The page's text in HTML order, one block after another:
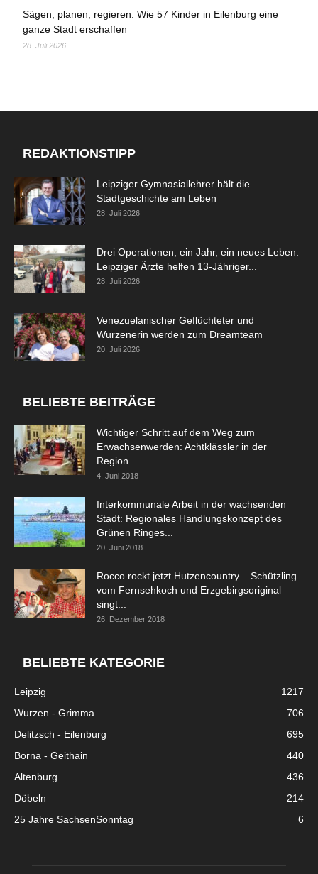
Sägen, planen, regieren: Wie 57 Kinder in Eilenburg eine
ganze Stadt erschaffen
28. Juli 2026
REDAKTIONSTIPP
Leipziger Gymnasiallehrer hält die
Stadtgeschichte am Leben
28. Juli 2026
Drei Operationen, ein Jahr, ein neues Leben:
Leipziger Ärzte helfen 13-Jähriger...
28. Juli 2026
Venezuelanischer Geflüchteter und
Wurzenerin werden zum Dreamteam
20. Juli 2026
BELIEBTE BEITRÄGE
Wichtiger Schritt auf dem Weg zum
Erwachsenwerden: Achtklässler in der
Region...
4. Juni 2018
Interkommunale Arbeit in der wachsenden
Stadt: Regionales Handlungskonzept des
Grünen Ringes...
20. Juni 2018
Rocco rockt jetzt Hutzencountry – Schützling
vom Fernsehkoch und Erzgebirgsoriginal
singt...
26. Dezember 2018
BELIEBTE KATEGORIE
Leipzig
1217
Wurzen - Grimma
706
Delitzsch - Eilenburg
695
Borna - Geithain
440
Altenburg
436
Döbeln
214
25 Jahre SachsenSonntag
6